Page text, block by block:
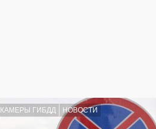
КАМЕРЫ ГИБДД НОВОСТИ